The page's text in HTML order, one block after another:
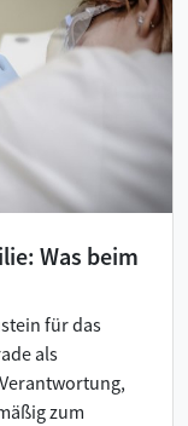
Was beim
für das
als
zum